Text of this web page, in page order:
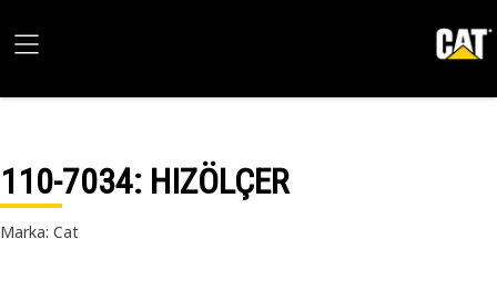
110-7034: HIZÖLÇER
Marka: Cat